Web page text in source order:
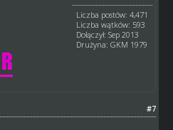
Liczba postów: 4,471
Liczba wątków: 593
Dołączył: Sep 2013
Drużyna: GKM 1979
#7